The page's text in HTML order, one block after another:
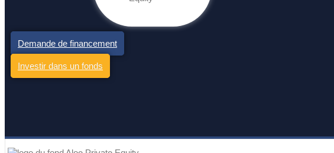
Demande de financement
Investir dans un fonds